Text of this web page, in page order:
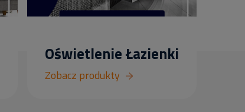
Oświetlenie Łazienki
Zobacz produkty